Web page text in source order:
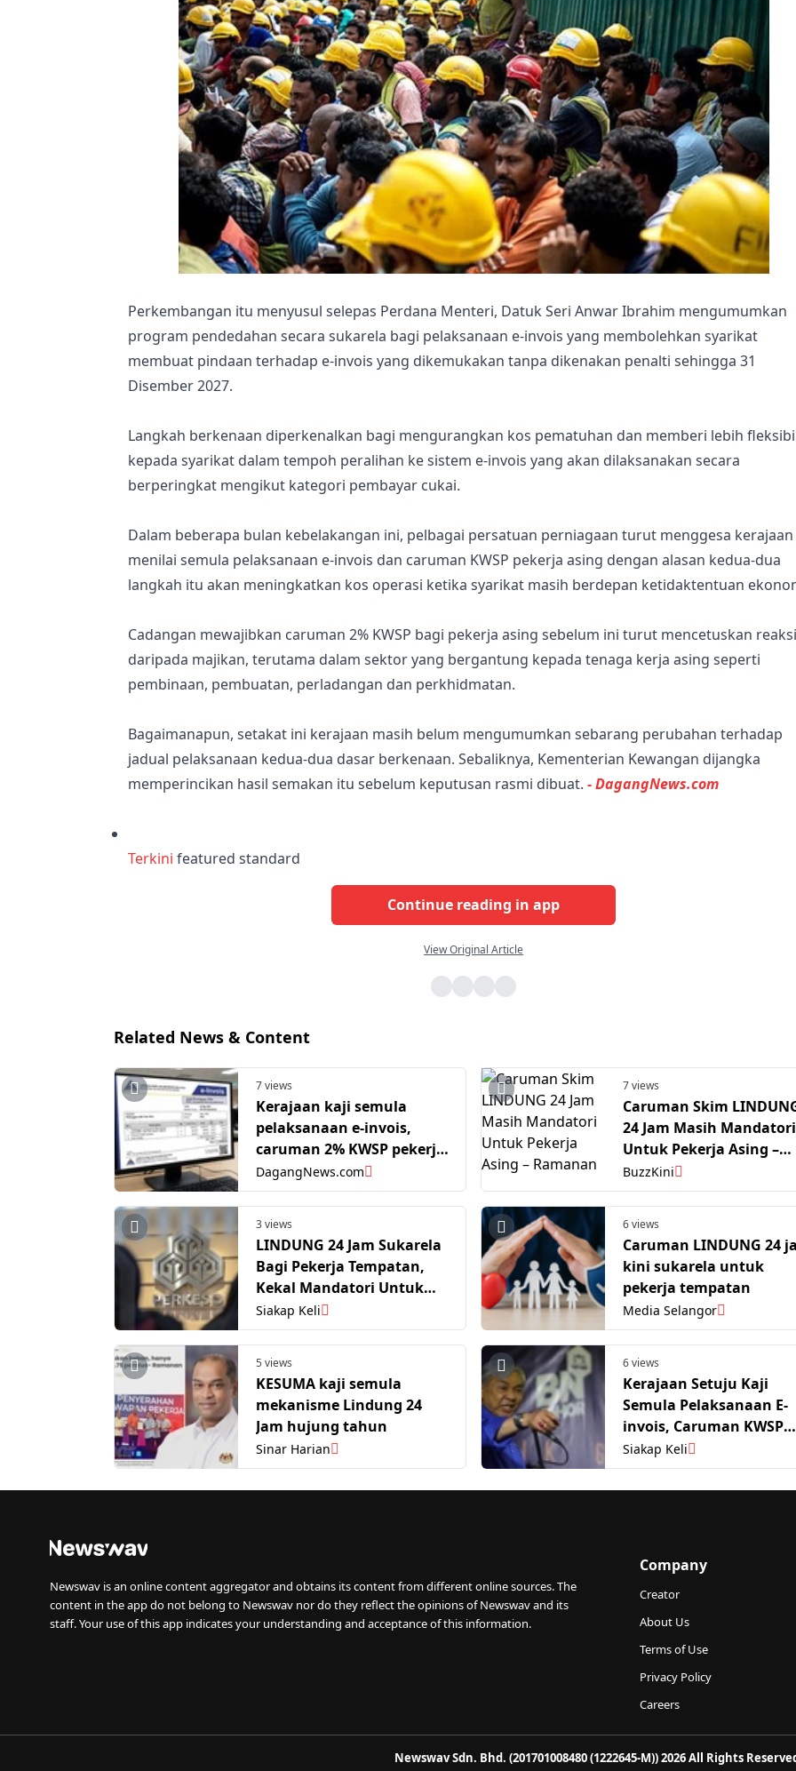
Perkembangan itu menyusul selepas Perdana Menteri, Datuk Seri Anwar Ibrahim mengumumkan
program pendedahan secara sukarela bagi pelaksanaan e-invois yang membolehkan syarikat
membuat pindaan terhadap e-invois yang dikemukakan tanpa dikenakan penalti sehingga 31
Disember 2027.
Langkah berkenaan diperkenalkan bagi mengurangkan kos pematuhan dan memberi lebih
kepada syarikat dalam tempoh peralihan ke sistem e-invois yang akan dilaksanakan secara
berperingkat mengikut kategori pembayar cukai.
Dalam beberapa bulan kebelakangan ini, pelbagai persatuan perniagaan turut menggesa kerajaan
menilai semula pelaksanaan e-invois dan caruman KWSP pekerja asing dengan alasan kedua-dua
langkah itu akan meningkatkan kos operasi ketika syarikat masih berdepan ketidaktentuan
Cadangan mewajibkan caruman 2% KWSP bagi pekerja asing sebelum ini turut mencetuskan reaksi
daripada majikan, terutama dalam sektor yang bergantung kepada tenaga kerja asing seperti
pembinaan, pembuatan, perladangan dan perkhidmatan.
Bagaimanapun, setakat ini kerajaan masih belum mengumumkan sebarang perubahan terhadap
jadual pelaksanaan kedua-dua dasar berkenaan. Sebaliknya, Kementerian Kewangan dijangka
memperincikan hasil semakan itu sebelum keputusan rasmi dibuat. - DagangNews.com
Terkini featured standard
Continue reading in app
View Original Article
Related News & Content
7 views
Kerajaan kaji semula
pelaksanaan e-invois,
caruman 2% KWSP pekerja
asing - Ahmad Zahid
DagangNews.com
7 views
Caruman Skim
24 Jam Masih Mandatori
Untuk Pekerja Asing –
Ramanan
BuzzKini
3 views
LINDUNG 24 Jam Sukarela
Bagi Pekerja Tempatan,
Kekal Mandatori Untuk
Pekerja Asing
Siakap Keli
6 views
Caruman LINDUNG 24
kini sukarela untuk
pekerja tempatan
Media Selangor
5 views
KESUMA kaji semula
mekanisme Lindung 24
Jam hujung tahun
Sinar Harian
6 views
Kerajaan Setuju Kaji
Semula Pelaksanaan E-
invois, Caruman KWSP
Pekerja Warga Asing
Siakap Keli
Newswav is an online content aggregator and obtains its content from different online sources. The
content in the app do not belong to Newswav nor do they reflect the opinions of Newswav and its
staff. Your use of this app indicates your understanding and acceptance of this information.
Company
Creator
About Us
Terms of Use
Privacy Policy
Careers
Newswav Sdn. Bhd. (201701008480 (1222645-M)) 2026 All Rights